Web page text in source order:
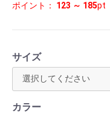
ポイント： 123 ～ 185pt
サイズ
カラー